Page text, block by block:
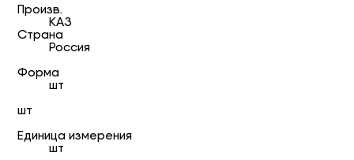
Произв.
КАЗ
Страна
Россия
Форма
шт
шт
Единица измерения
шт